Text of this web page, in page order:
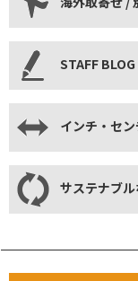
STAFF BLOG
インチ・セ
サステナブ